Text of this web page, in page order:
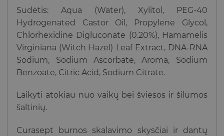
Sudėtis: Aqua (Water), Xylitol, PEG-40
Hydrogenated Castor Oil, Propylene Glycol,
Chlorhexidine Digluconate (0.20%), Hamamelis
Virginiana (Witch Hazel) Leaf Extract, DNA-RNA
Sodium, Sodium Ascorbate, Aroma, Sodium
Benzoate, Citric Acid, Sodium Citrate.
Laikyti atokiau nuo vaikų bei šviesos ir šilumos
šaltinių.
Curasept burnos skalavimo skysčiai ir dantų